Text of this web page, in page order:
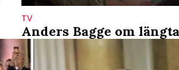
TV
Anders Bagge om